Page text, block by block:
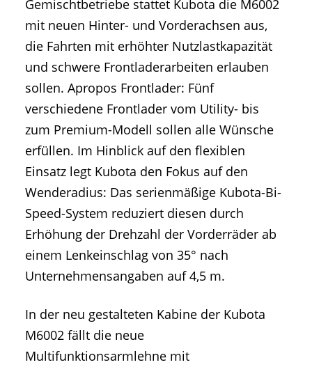
Gemischtbetriebe stattet Kubota die M6002
mit neuen Hinter- und Vorderachsen aus,
die Fahrten mit erhöhter Nutzlastkapazität
und schwere Frontladerarbeiten erlauben
sollen. Apropos Frontlader: Fünf
verschiedene Frontlader vom Utility- bis
zum Premium-Modell sollen alle Wünsche
erfüllen. Im Hinblick auf den flexiblen
Einsatz legt Kubota den Fokus auf den
Wenderadius: Das serienmäßige Kubota-Bi-
Speed-System reduziert diesen durch
Erhöhung der Drehzahl der Vorderräder ab
einem Lenkeinschlag von 35° nach
Unternehmensangaben auf 4,5 m.
In der neu gestalteten Kabine der Kubota
M6002 fällt die neue
Multifunktionsarmlehne mit